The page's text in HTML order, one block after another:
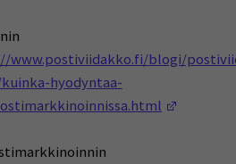
www.postiviidakko.fi/blogi/
hyodyntaa-